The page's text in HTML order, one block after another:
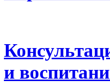
и